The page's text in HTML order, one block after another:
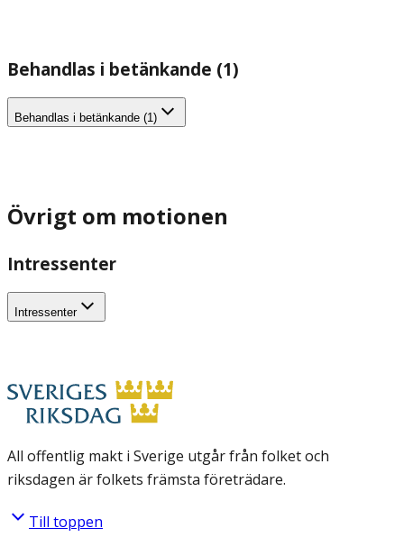
Behandlas i betänkande (1)
Behandlas i betänkande (1)
Övrigt om motionen
Intressenter
Intressenter
All offentlig makt i Sverige utgår från folket och
riksdagen är folkets främsta företrädare.
Till toppen